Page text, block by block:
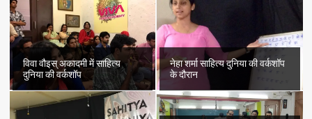
विवा वौइस् अकादमी में साहित्य
दुनिया की वर्कशॉप
नेहा शर्मा साहित्य दुनिया की वर्कशॉप
के दौरान